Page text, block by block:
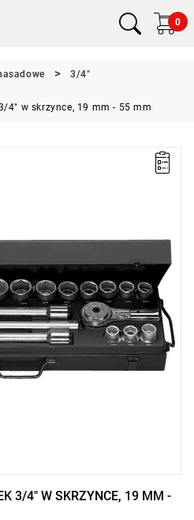
0
3/4"
4" w skrzynce, 19 mm - 55 mm
3/4" W SKRZYNCE, 19 MM -